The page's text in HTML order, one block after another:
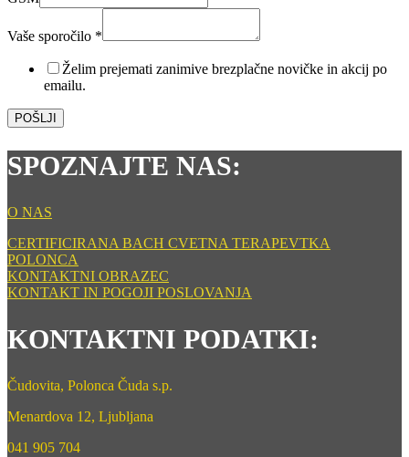
Vaše sporočilo *
Želim prejemati zanimive brezplačne novičke in akcij po
emailu.
POŠLJI
SPOZNAJTE NAS:
O NAS
CERTIFICIRANA BACH CVETNA TERAPEVTKA
POLONCA
KONTAKTNI OBRAZEC
KONTAKT IN POGOJI POSLOVANJA
KONTAKTNI PODATKI:
Čudovita, Polonca Čuda s.p.
Menardova 12, Ljubljana
041 905 704